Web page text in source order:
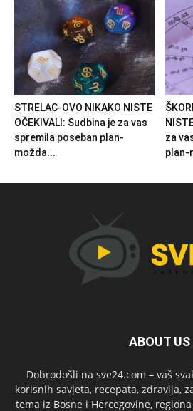
STRELAC-OVO NIKAKO NISTE
OČEKIVALI: Sudbina je za vas
spremila poseban plan-
možda...
za
plan-
ABOUT US
Dobrodošli na sve24.com – vaš
korisnih savjeta, recepata, zdravlja,
tema iz Bosne i Hercegovine,